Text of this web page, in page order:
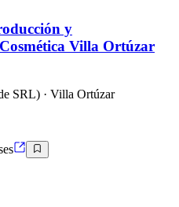
y
Villa Ortúzar
SRL) · Villa Ortúzar